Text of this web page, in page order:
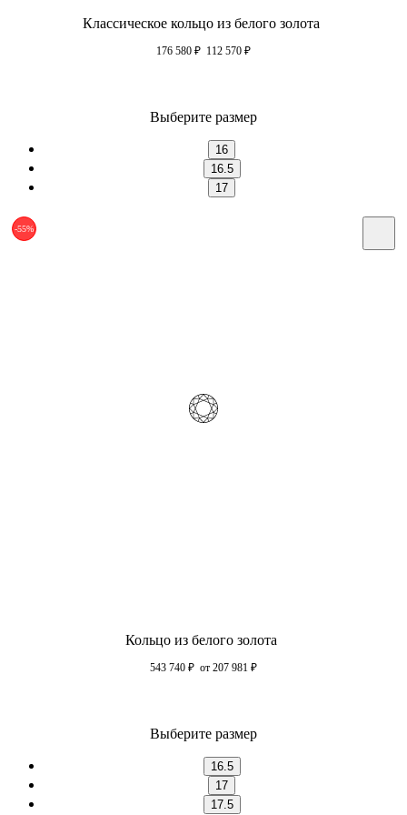
Классическое кольцо из белого золота
176 580 ₽ 112 570 ₽
Выберите размер
16
16.5
17
-55%
Кольцо из белого золота
543 740 ₽ от 207 981 ₽
Выберите размер
16.5
17
17.5